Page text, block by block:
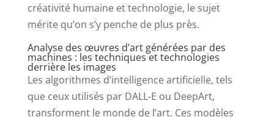
créativité humaine et technologie, le sujet
mérite qu’on s’y penche de plus près.
Analyse des œuvres d’art générées par des
machines : les techniques et technologies
derrière les images
Les algorithmes d’intelligence artificielle, tels
que ceux utilisés par DALL-E ou DeepArt,
transforment le monde de l’art. Ces modèles